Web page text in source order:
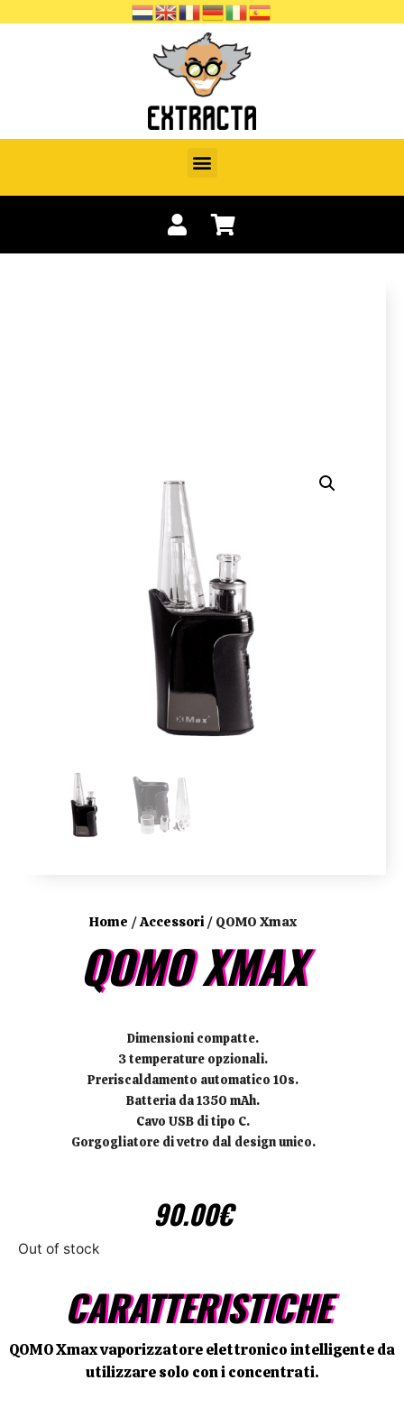
Home /Accessori / QOMO Xmax
QOMO XMAX
Dimensioni compatte.
3 temperature opzionali.
Preriscaldamento automatico 10s.
Batteria da 1350 mAh.
Cavo USB di tipo C.
Gorgogliatore di vetro dal design unico.
90.00€
Out of stock
CARATTERISTICHE
QOMO Xmax vaporizzatore elettronico intelligente da
utilizzare solo con i concentrati.